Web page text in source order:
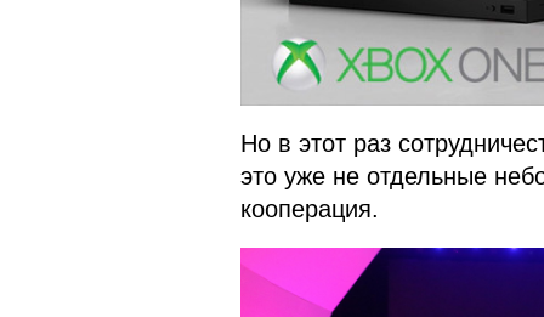
Но в этот раз
это уже не отдельные
кооперация.